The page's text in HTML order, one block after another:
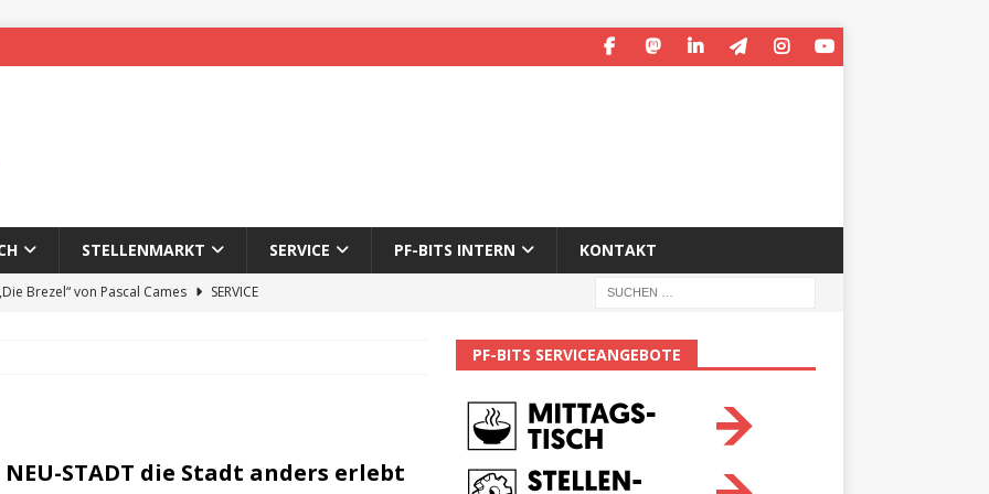
STELLENMARKT SERVICE PF-BITS INTERN KONTAKT
Brezel“ von Pascal Cames
SERVICE
Karadeniz: Der Mann hinter PF-Bits lebt nicht mehr ALLGEMEIN
STADT die Stadt anders erlebt
PF-BITS SERVICEANGEBOTE